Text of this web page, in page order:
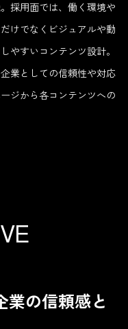
採用面では、働く環境や
けでなくビジュアルや動
やすいコンテンツ設計。
業としての信頼性や対応
ジから各コンテンツへの
VE
業の信頼感と